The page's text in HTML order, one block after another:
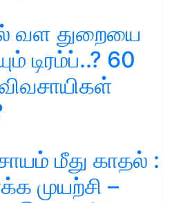
வள துறையை
டிரம்ப்..? 60
மீது காதல் :
முயற்சி –